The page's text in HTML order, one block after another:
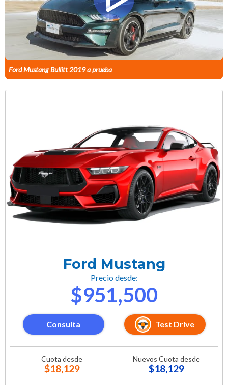
Ford Mustang Bullitt 2019 a prueba
Ford Mustang
Precio desde:
$951,500
Consulta Test Drive
Cuota desde
$18,129
Nuevos Cuota desde
$18,129